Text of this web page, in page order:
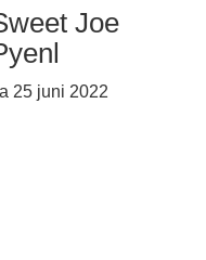
Joe
nl
25 juni 2022